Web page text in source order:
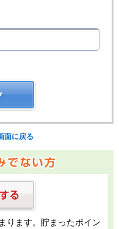
面に戻る
ります。貯まったポイン